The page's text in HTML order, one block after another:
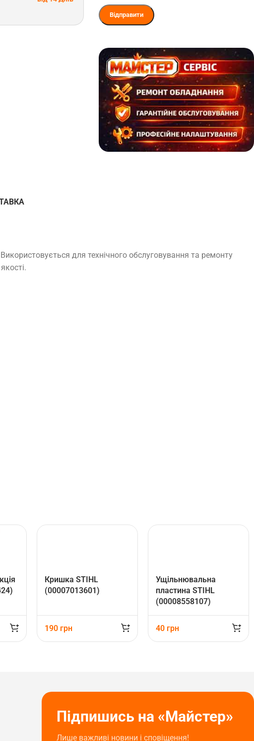
для технічного обслуговування та ремонту
Кришка STIHL
(00007013601)
190 грн
Ущільнювальна
пластина STIHL
(00008558107)
40 грн
Підпишись на «Майстер»
Лише важливі новини і сповіщення!